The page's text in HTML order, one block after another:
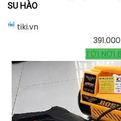
SU HÀO
tiki.vn
391.000
TỚI NƠI